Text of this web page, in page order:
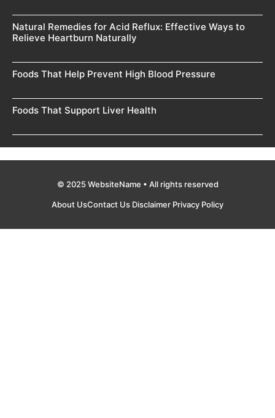
Natural Remedies for Acid Reflux: Effective Ways to
Relieve Heartburn Naturally
Foods That Help Prevent High Blood Pressure
Foods That Support Liver Health
© 2025 WebsiteName • All rights reserved
About UsContact Us Disclaimer Privacy Policy